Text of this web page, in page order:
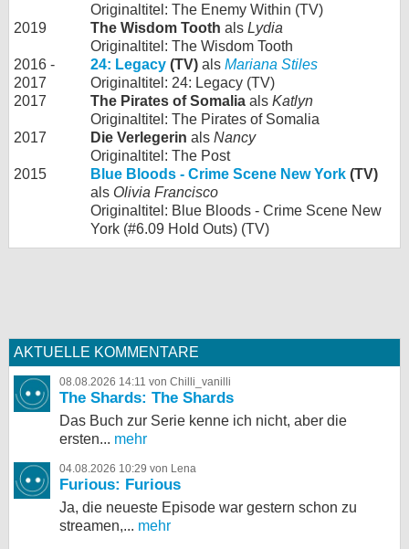
Originaltitel: The Enemy Within (TV)
2019
The Wisdom Tooth als Lydia
Originaltitel: The Wisdom Tooth
2016 -
2017
24: Legacy (TV) als Mariana Stiles
Originaltitel: 24: Legacy (TV)
2017
The Pirates of Somalia als Katlyn
Originaltitel: The Pirates of Somalia
2017
Die Verlegerin als Nancy
Originaltitel: The Post
2015
Blue Bloods - Crime Scene New York (TV)
als Olivia Francisco
Originaltitel: Blue Bloods - Crime Scene New
York (#6.09 Hold Outs) (TV)
AKTUELLE KOMMENTARE
08.08.2026 14:11 von Chilli_vanilli
The Shards: The Shards
Das Buch zur Serie kenne ich nicht, aber die
ersten... mehr
04.08.2026 10:29 von Lena
Furious: Furious
Ja, die neueste Episode war gestern schon zu
streamen,... mehr